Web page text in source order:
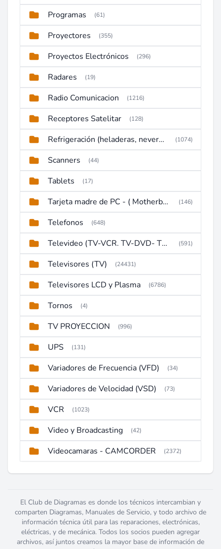
Programas (61)
Proyectores (355)
Proyectos Electrónicos (296)
Radares (19)
Radio Comunicacion (1216)
Receptores Satelitar (128)
Refrigeración (heladeras, neveras, congeladores) (1074)
Scanners (44)
Tablets (17)
Tarjeta madre de PC - ( Motherboard ) (146)
Telefonos (648)
Televideo (TV-VCR. TV-DVD- TV-DVD-VCR) (591)
Televisores (TV) (24431)
Televisores LCD y Plasma (6786)
Tornos (4)
TV PROYECCION (996)
UPS (131)
Variadores de Frecuencia (VFD) (34)
Variadores de Velocidad (VSD) (73)
VCR (1023)
Video y Broadcasting (42)
Videocamaras - CAMCORDER (2372)
El Club de Diagramas es donde los técnicos intercambian y
comparten Diagramas, Manuales de Servicio, y todo archivo de
información técnica útil para las reparaciones, electrónicas,
eléctricas, y de mecánica. Todos los socios pueden agregar
archivos, así juntos creamos la mayor base de información de